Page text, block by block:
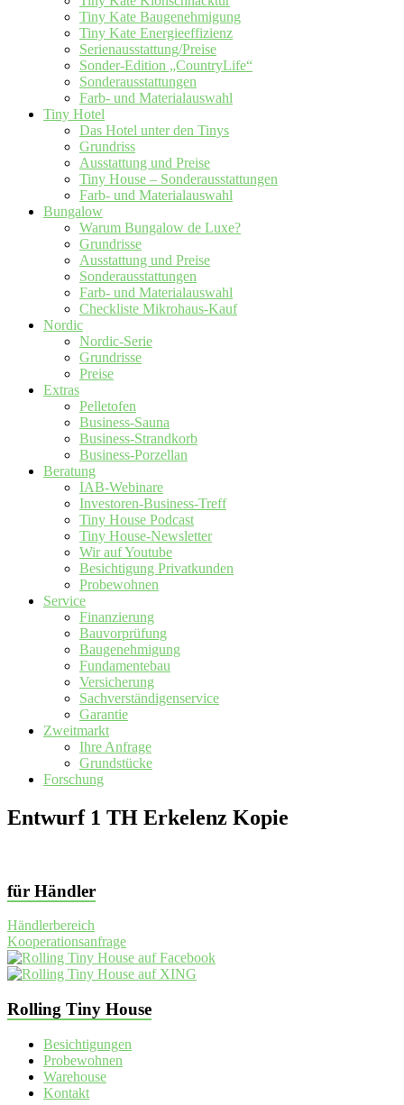
Tiny Kate Baugenehmigung
Tiny Kate Energieeffizienz
Serienausstattung/Preise
Sonder-Edition „CountryLife“
Sonderausstattungen
Farb- und Materialauswahl
Tiny Hotel
Das Hotel unter den Tinys
Grundriss
Ausstattung und Preise
Tiny House – Sonderausstattungen
Farb- und Materialauswahl
Bungalow
Warum Bungalow de Luxe?
Grundrisse
Ausstattung und Preise
Sonderausstattungen
Farb- und Materialauswahl
Checkliste Mikrohaus-Kauf
Nordic
Nordic-Serie
Grundrisse
Preise
Extras
Pelletofen
Business-Sauna
Business-Strandkorb
Business-Porzellan
Beratung
IAB-Webinare
Investoren-Business-Treff
Tiny House Podcast
Tiny House-Newsletter
Wir auf Youtube
Besichtigung Privatkunden
Probewohnen
Service
Finanzierung
Bauvorprüfung
Baugenehmigung
Fundamentebau
Versicherung
Sachverständigenservice
Garantie
Zweitmarkt
Ihre Anfrage
Grundstücke
Forschung
Entwurf 1 TH Erkelenz Kopie
für Händler
Händlerbereich
Kooperationsanfrage
Rolling Tiny House
Besichtigungen
Probewohnen
Warehouse
Kontakt